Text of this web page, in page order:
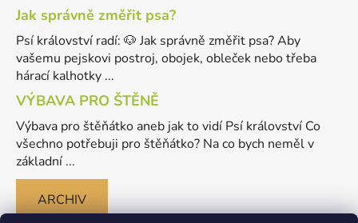
Jak správně změřit psa?
Psí království radí: 🐶 Jak správně změřit psa? Aby
vašemu pejskovi postroj, obojek, obleček nebo třeba
hárací kalhotky ...
VÝBAVA PRO ŠTĚNĚ
Výbava pro štěňátko aneb jak to vidí Psí království Co
všechno potřebuji pro štěňátko? Na co bych neměl v
základní ...
ARCHIV